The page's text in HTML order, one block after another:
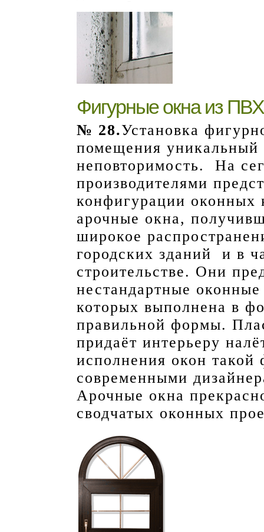
Фигурные окна из
№ 28.Установка
помещения
неповторимость. На
производителями
конфигурации
арочные окна,
широкое
городских зданий и в
строительстве. Они
нестандартные
которых выполнена в
правильной формы.
придаёт интерьеру
исполнения окон такой
современными
Арочные окна
сводчатых оконных